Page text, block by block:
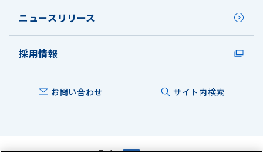
ニュースリリース
採用情報
お問い合わせ サイト内検索